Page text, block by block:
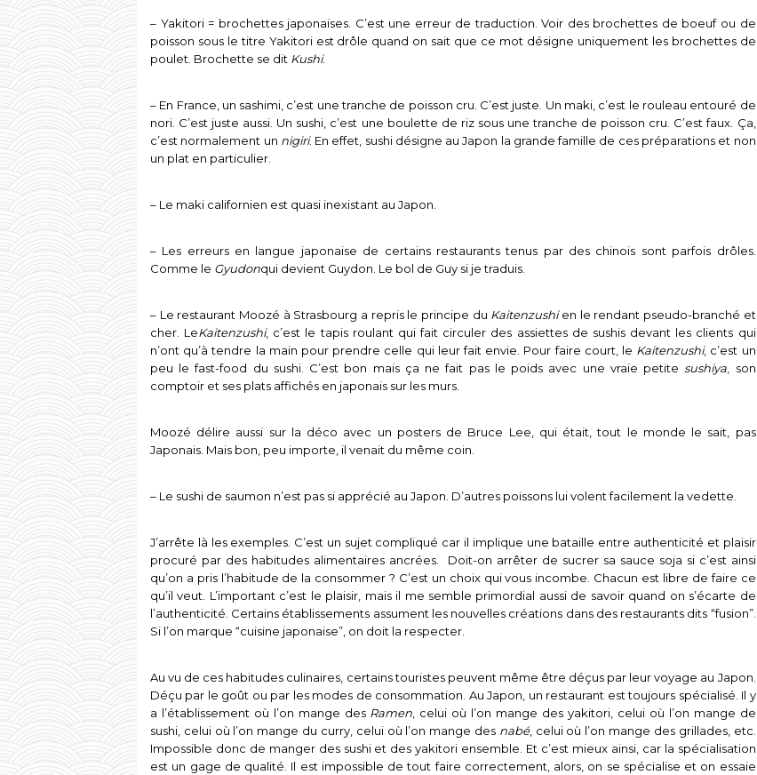
– Yakitori = brochettes japonaises. C’est une erreur de traduction. Voir des brochettes de boeuf ou de
poisson sous le titre Yakitori est drôle quand on sait que ce mot désigne uniquement les brochettes de
poulet. Brochette se dit Kushi.
– En France, un sashimi, c’est une tranche de poisson cru. C’est juste. Un maki, c’est le rouleau entouré de
nori. C’est juste aussi. Un sushi, c’est une boulette de riz sous une tranche de poisson cru. C’est faux. Ça,
c’est normalement un nigiri. En effet, sushi désigne au Japon la grande famille de ces préparations et non
un plat en particulier.
– Le maki californien est quasi inexistant au Japon.
– Les erreurs en langue japonaise de certains restaurants tenus par des chinois sont parfois drôles.
Comme le Gyudonqui devient Guydon. Le bol de Guy si je traduis.
– Le restaurant Moozé à Strasbourg a repris le principe du Kaitenzushien le rendant pseudo-branché et
cher. LeKaitenzushi, c’est le tapis roulant qui fait circuler des assiettes de sushis devant les clients qui
n’ont qu’à tendre la main pour prendre celle qui leur fait envie. Pour faire court, le Kaitenzushi, c’est un
peu le fast-food du sushi. C’est bon mais ça ne fait pas le poids avec une vraie petite sushiya , son
comptoir et ses plats affichés en japonais sur les murs.
Moozé délire aussi sur la déco avec un posters de Bruce Lee, qui était, tout le monde le sait, pas
Japonais. Mais bon, peu importe, il venait du même coin.
– Le sushi de saumon n’est pas si apprécié au Japon. D’autres poissons lui volent facilement la vedette.
J’arrête là les exemples. C’est un sujet compliqué car il implique une bataille entre authenticité et plaisir
procuré par des habitudes alimentaires ancrées. Doit-on arrêter de sucrer sa sauce soja si c’est ainsi
qu’on a pris l’habitude de la consommer ? C’est un choix qui vous incombe. Chacun est libre de faire ce
qu’il veut. L’important c’est le plaisir, mais il me semble primordial aussi de savoir quand on s’écarte de
l’authenticité. Certains établissements assument les nouvelles créations dans des restaurants dits “fusion”.
Si l’on marque “cuisine japonaise”, on doit la respecter.
Au vu de ces habitudes culinaires, certains touristes peuvent même être déçus par leur voyage au Japon.
Déçu par le goût ou par les modes de consommation. Au Japon, un restaurant est toujours spécialisé. Il y
a l’établissement où l’on mange des Ramen , celui où l’on mange des yakitori, celui où l’on mange de
sushi, celui où l’on mange du curry, celui où l’on mange des nabé, celui où l’on mange des grillades, etc.
Impossible donc de manger des sushi et des yakitori ensemble. Et c’est mieux ainsi, car la spécialisation
est un gage de qualité. Il est impossible de tout faire correctement, alors, on se spécialise et on essaie